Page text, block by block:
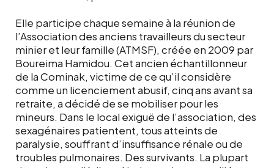
Elle participe chaque semaine à la réunion de
l’Association des anciens travailleurs du secteur
minier et leur famille (ATMSF), créée en 2009 par
Boureima Hamidou. Cet ancien échantillonneur
de la Cominak, victime de ce qu’il considère
comme un licenciement abusif, cinq ans avant sa
retraite, a décidé de se mobiliser pour les
mineurs. Dans le local exiguë de l’association, des
sexagénaires patientent, tous atteints de
paralysie, souffrant d’insuffisance rénale ou de
troubles pulmonaires. Des survivants. La plupart